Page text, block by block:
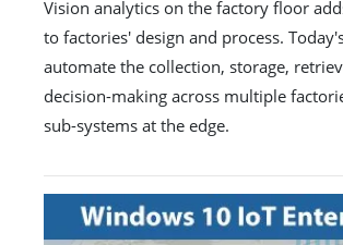
Vision analytics on the factory floor
to factories' design and process.
automate the collection, storage,
decision-making across multiple
sub-systems at the edge.